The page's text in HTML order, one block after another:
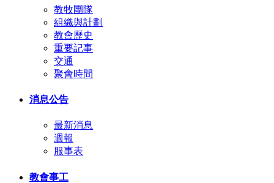
教牧團隊
組織與計劃
教會歷史
重要記事
交通
聚會時間
消息公告
最新消息
週報
服事表
教會事工